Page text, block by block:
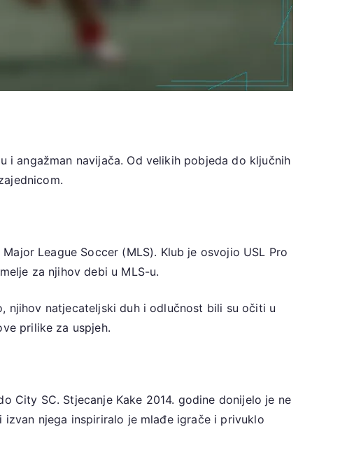
angažman navijača. Od velikih pobjeda do ključnih
League Soccer (MLS). Klub je osvojio USL Pro
za njihov debi u MLS-u.
njihov natjecateljski duh i odlučnost bili su očiti u
prilike za uspjeh.
City SC. Stjecanje Kake 2014. godine donijelo je ne
njega inspiriralo je mlađe igrače i privuklo